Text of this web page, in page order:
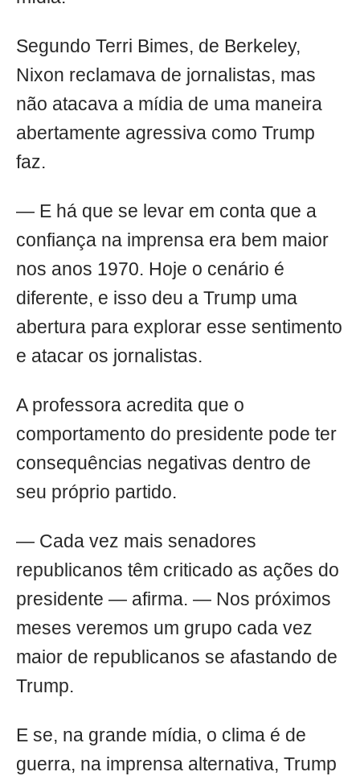
Segundo Terri Bimes, de Berkeley,
Nixon reclamava de jornalistas, mas
não atacava a mídia de uma maneira
abertamente agressiva como Trump
faz.
— E há que se levar em conta que a
confiança na imprensa era bem maior
nos anos 1970. Hoje o cenário é
diferente, e isso deu a Trump uma
abertura para explorar esse sentimento
e atacar os jornalistas.
A professora acredita que o
comportamento do presidente pode ter
consequências negativas dentro de
seu próprio partido.
— Cada vez mais senadores
republicanos têm criticado as ações do
presidente — afirma. — Nos próximos
meses veremos um grupo cada vez
maior de republicanos se afastando de
Trump.
E se, na grande mídia, o clima é de
guerra, na imprensa alternativa, Trump